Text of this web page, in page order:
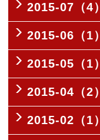
2015-07（4）
2015-06（1）
2015-05（1）
2015-04（2）
2015-02（1）